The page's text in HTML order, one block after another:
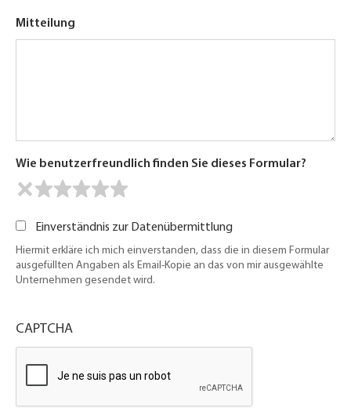
Mitteilung
Wie benutzerfreundlich finden Sie dieses Formular?
Einverständnis zur Datenübermittlung
Hiermit erkläre ich mich einverstanden, dass die in diesem Formular
ausgefüllten Angaben als Email-Kopie an das von mir ausgewählte
Unternehmen gesendet wird.
CAPTCHA